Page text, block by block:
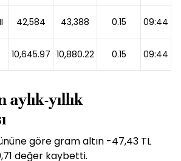
42,584 43,388 0.15 09:44
10,645.97 10,880.22 0.15 09:44
aylık-yıllık
göre gram altın -47,43 TL
değer kaybetti.